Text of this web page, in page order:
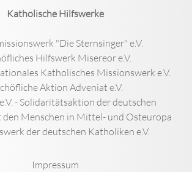
Katholische Hilfswerke
"Die Sternsinger" e.V.
Hilfswerk Misereor e.V.
Katholisches Missionswerk e.V.
Aktion Adveniat e.V.
- Solidaritätsaktion der deutschen
Menschen in Mittel- und Osteuropa
der deutschen Katholiken e.V.
Impressum